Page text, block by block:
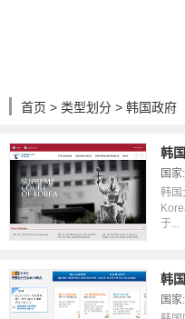
首页 > 类型划分 > 韩国政府
韩
国家:
韩国
于...
韩
国家: